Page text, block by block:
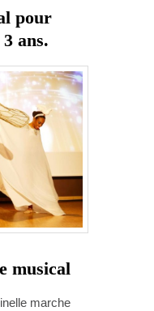
pour
ans.
musical
marche